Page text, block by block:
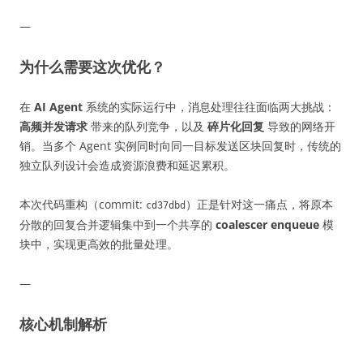
—
为什么需要这次优化？
在 AI Agent 系统的实际运行中，消息处理往往面临两大挑战：
高频并发请求 带来的队列竞争，以及 碎片化回复 导致的网络开
销。当多个 Agent 实例同时向同一目标发送区块回复时，传统的
独立队列设计会造成资源浪费和延迟累积。
本次代码重构（commit: cd37dbd ）正是针对这一痛点，将原本
分散的回复合并逻辑集中到一个共享的 coalescer enqueue 模
块中，实现更高效的批量处理。
—
核心机制解析